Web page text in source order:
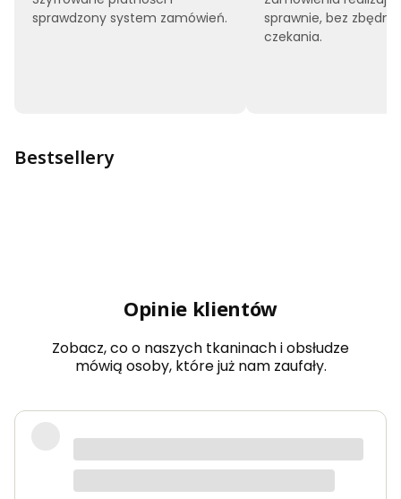
sprawdzony system zamówień.
sprawnie, bez
czekania.
Bestsellery
Opinie klientów
Zobacz, co o naszych tkaninach i obsłudze
mówią osoby, które już nam zaufały.
Bardzo dobra jakość tkanin, kolory
dokładnie takie jak na zdjęciach.
Zamówienie przyszło szybko i było